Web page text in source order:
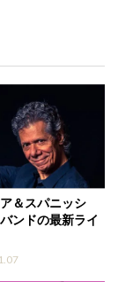
＆スパニッシ
ンドの最新ライ